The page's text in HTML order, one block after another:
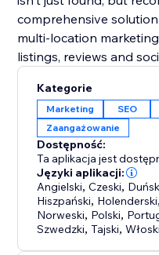
comprehensive
multi-location
listings, reviews and
Kategorie
Marketing SEO
Zaangażowanie
Dostępność:
Ta aplikacja jest
Języki aplikacji:
Angielski,Czeski,
Hiszpański, Holenderski,
Norweski, Polski,
Szwedzki,Tajski,Włoski